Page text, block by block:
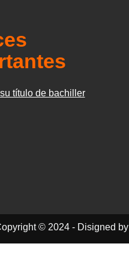
título de bachiller
© 2024 - Disigned by